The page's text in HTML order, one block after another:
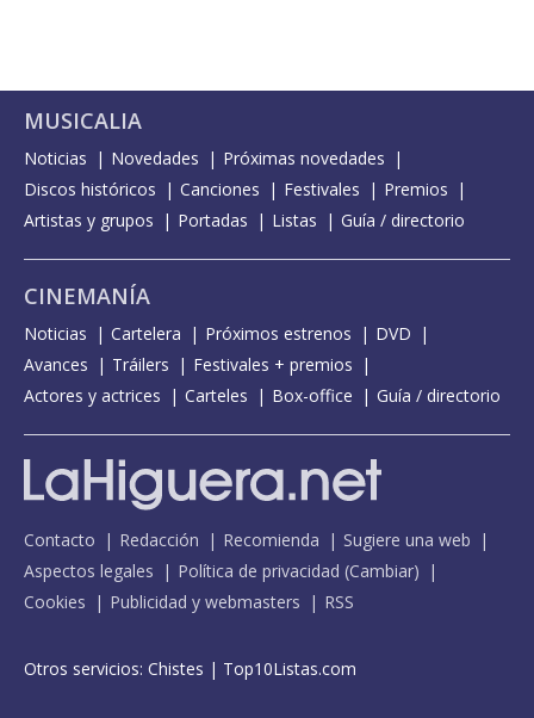
MUSICALIA
Noticias Novedades
Próximas novedades
Discos históricos
Canciones Festivales
Premios
Artistas y grupos
Portadas Listas Guía / directorio
CINEMANÍA
Noticias Cartelera Próximos estrenos
DVD
Avances
Tráilers
Festivales + premios
Actores y actrices
Carteles Box-office Guía / directorio
Contacto Redacción Recomienda
Sugiere una web
Aspectos legales
Política de privacidad (Cambiar)
Cookies
Publicidad y webmasters RSS
Otros servicios: Chistes | Top10Listas.com